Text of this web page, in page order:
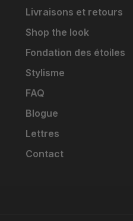
Livraisons et retours
Shop the look
Fondation des étoiles
Stylisme
FAQ
Blogue
Lettres
Contact